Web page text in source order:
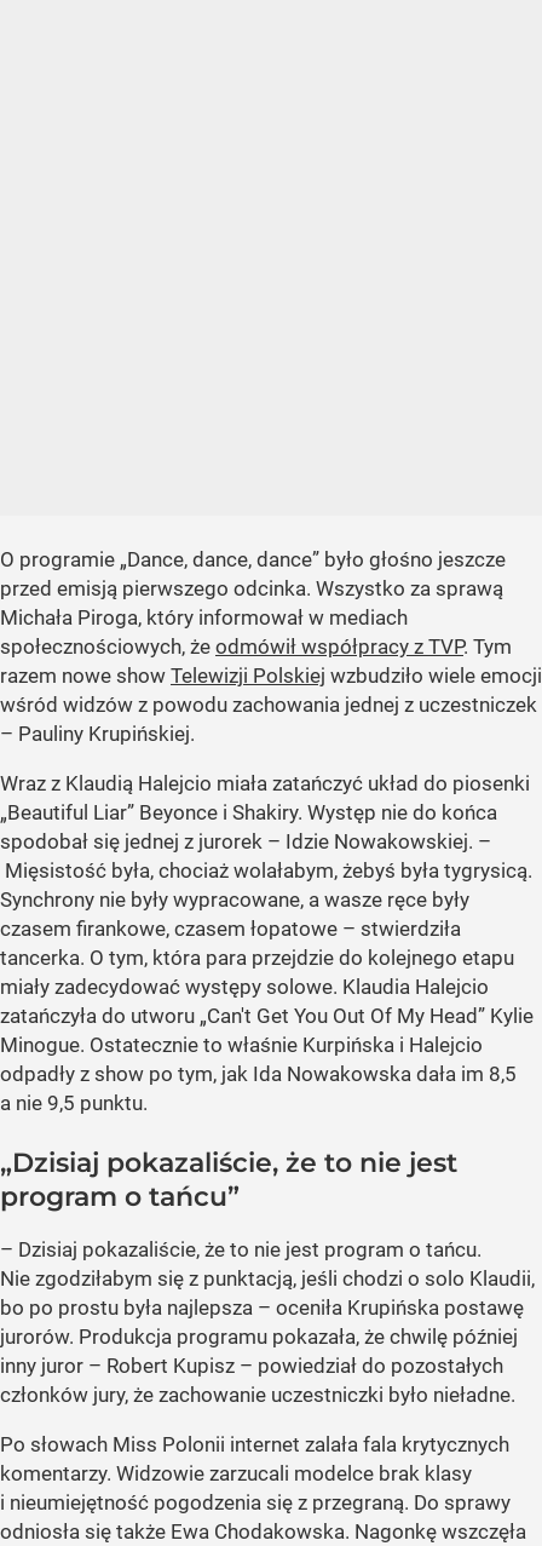
O programie „Dance, dance, dance” było głośno jeszcze
przed emisją pierwszego odcinka. Wszystko za sprawą
Michała Piroga, który informował w mediach
społecznościowych, że odmówił współpracy z TVP. Tym
razem nowe show Telewizji Polskiej wzbudziło wiele emocji
wśród widzów z powodu zachowania jednej z uczestniczek
– Pauliny Krupińskiej.
Wraz z Klaudią Halejcio miała zatańczyć układ do piosenki
„Beautiful Liar” Beyonce i Shakiry. Występ nie do końca
spodobał się jednej z jurorek – Idzie Nowakowskiej. –
Mięsistość była, chociaż wolałabym, żebyś była tygrysicą.
Synchrony nie były wypracowane, a wasze ręce były
czasem firankowe, czasem łopatowe – stwierdziła
tancerka. O tym, która para przejdzie do kolejnego etapu
miały zadecydować występy solowe. Klaudia Halejcio
zatańczyła do utworu „Can't Get You Out Of My Head” Kylie
Minogue. Ostatecznie to właśnie Kurpińska i Halejcio
odpadły z show po tym, jak Ida Nowakowska dała im 8,5
a nie 9,5 punktu.
„Dzisiaj pokazaliście, że to nie jest
program o tańcu”
– Dzisiaj pokazaliście, że to nie jest program o tańcu.
Nie zgodziłabym się z punktacją, jeśli chodzi o solo Klaudii,
bo po prostu była najlepsza – oceniła Krupińska postawę
jurorów. Produkcja programu pokazała, że chwilę później
inny juror – Robert Kupisz – powiedział do pozostałych
członków jury, że zachowanie uczestniczki było nieładne.
Po słowach Miss Polonii internet zalała fala krytycznych
komentarzy. Widzowie zarzucali modelce brak klasy
i nieumiejętność pogodzenia się z przegraną. Do sprawy
odniosła się także Ewa Chodakowska. Nagonkę wszczęła